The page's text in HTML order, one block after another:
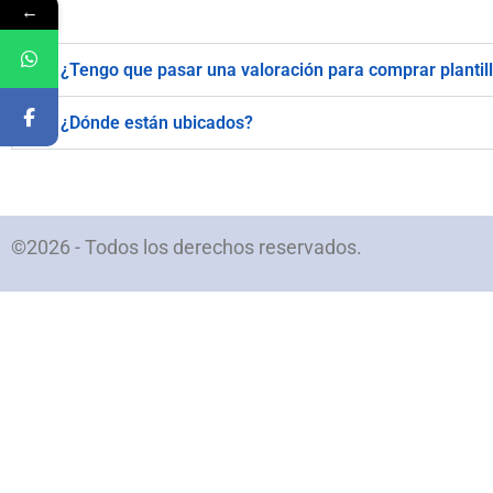
¿Tengo que pasar una valoración para comprar
¿Dónde están ubicados?
©2026 - Todos los derechos reservados.
←